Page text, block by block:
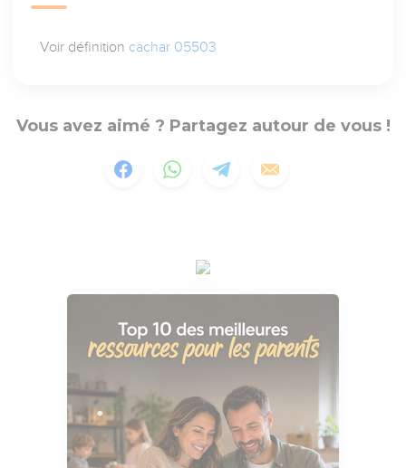
Voir définition cachar 05503
Vous avez aimé ? Partagez autour de vous !